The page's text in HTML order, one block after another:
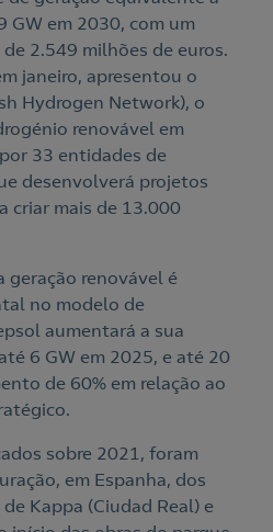
GW em 2030, com um
2.549 milhões de euros.
janeiro, apresentou o
Hydrogen Network), o
renovável em
33 entidades de
desenvolverá projetos
criar mais de 13.000
geração renovável é
no modelo de
aumentará a sua
6 GW em 2025, e até 20
de 60% em relação ao
sobre 2021, foram
em Espanha, dos
Kappa (Ciudad Real) e